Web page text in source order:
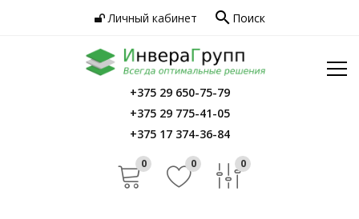
Личный кабинет search Поиск
Главная
Каталог
Услуги
+375 29 650-75-79
+375 29 775-41-05
+375 17 374-36-84
0 0 0
Услуги
Сервис
Инфо
Контакты